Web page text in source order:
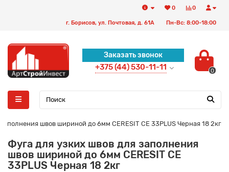
0
0
г. Борисов, ул. Почтовая, д. 61А Пн-Вс: 8:00-18:00
Заказать звонок
+375 (44) 530-11-11 0
швов шириной до 6мм CERESIT CE 33PLUS Черная 18 2кг
Фуга для узких швов для заполнения
швов шириной до 6мм CERESIT CE
33PLUS Черная 18 2кг